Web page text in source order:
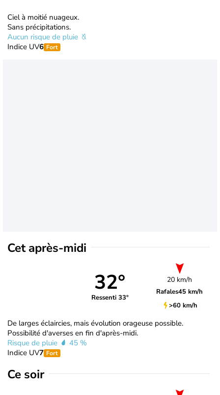
Ciel à moitié nuageux.
Sans précipitations.
Aucun risque de pluie
Indice UV6 Fort
Cet après-midi
32°
Ressenti 33°
20 km/h
Rafales45 km/h
>60 km/h
De larges éclaircies, mais évolution orageuse possible.
Possibilité d'averses en fin d'après-midi.
Risque de pluie
45 %
Indice UV7 Fort
Ce soir